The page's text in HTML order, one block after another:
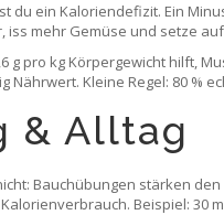
du ein Kaloriendefizit. Ein
iss mehr Gemüse und setze
g pro kg Körpergewicht hilft,
Nährwert. Kleine Regel: 80 %
& Alltag
Bauchübungen stärken
Beispiel: 30